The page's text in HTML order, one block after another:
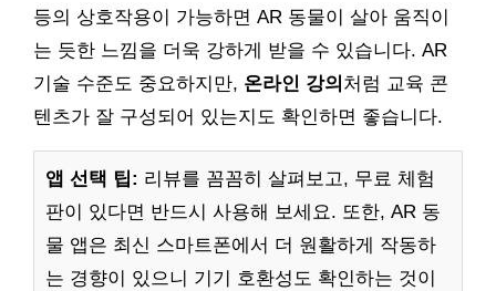
등의 상호작용이 가능하면 AR 동물이 살아 움직이
는 듯한 느낌을 더욱 강하게 받을 수 있습니다. AR
기술 수준도 중요하지만, 온라인 강의 처럼 교육 콘
텐츠가 잘 구성되어 있는지도 확인하면 좋습니다.
앱 선택 팁: 리뷰를 꼼꼼히 살펴보고, 무료 체험
판이 있다면 반드시 사용해 보세요. 또한, AR 동
물 앱은 최신 스마트폰에서 더 원활하게 작동하
는 경향이 있으니 기기 호환성도 확인하는 것이